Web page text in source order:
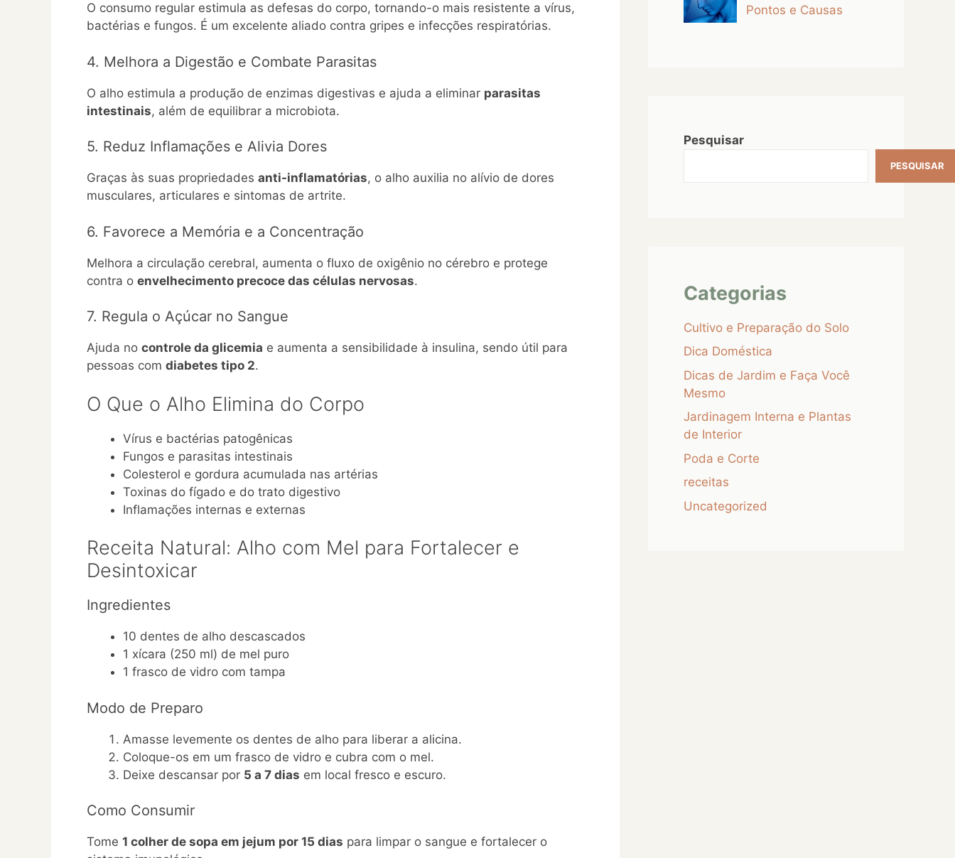
O consumo regular estimula as defesas do corpo, tornando-o mais resistente a vírus,
bactérias e fungos. É um excelente aliado contra gripes e infecções respiratórias.
4. Melhora a Digestão e Combate Parasitas
O alho estimula a produção de enzimas digestivas e ajuda a eliminar parasitas
intestinais, além de equilibrar a microbiota.
5. Reduz Inflamações e Alivia Dores
Graças às suas propriedades anti-inflamatórias, o alho auxilia no alívio de dores
musculares, articulares e sintomas de artrite.
6. Favorece a Memória e a Concentração
Melhora a circulação cerebral, aumenta o fluxo de oxigênio no cérebro e protege
contra o envelhecimento precoce das células nervosas.
7. Regula o Açúcar no Sangue
Ajuda no controle da glicemia e aumenta a sensibilidade à insulina, sendo útil para
pessoas com diabetes tipo 2.
O Que o Alho Elimina do Corpo
Vírus e bactérias patogênicas
Fungos e parasitas intestinais
Colesterol e gordura acumulada nas artérias
Toxinas do fígado e do trato digestivo
Inflamações internas e externas
Receita Natural: Alho com Mel para Fortalecer e
Desintoxicar
Ingredientes
10 dentes de alho descascados
1 xícara (250 ml) de mel puro
1 frasco de vidro com tampa
Modo de Preparo
Amasse levemente os dentes de alho para liberar a alicina.
Coloque-os em um frasco de vidro e cubra com o mel.
Deixe descansar por 5 a 7 dias em local fresco e escuro.
Como Consumir
Tome 1 colher de sopa em jejum por 15 dias para limpar o sangue e fortalecer o
Pontos e Causas
Pesquisar
PESQUISAR
Categorias
Cultivo e Preparação do Solo
Dica Doméstica
Dicas de Jardim e Faça Você
Mesmo
Jardinagem Interna e Plantas
de Interior
Poda e Corte
receitas
Uncategorized